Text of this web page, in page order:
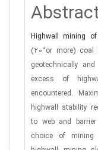
Highwall mining
(20°or more) coal
geotechnically
excess of
encountered.
highwall stability
to web and
choice of